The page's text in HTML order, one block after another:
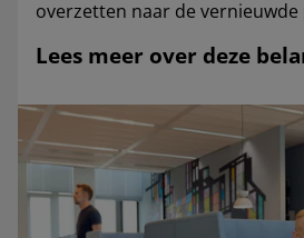
overzetten naar de
Lees meer over deze